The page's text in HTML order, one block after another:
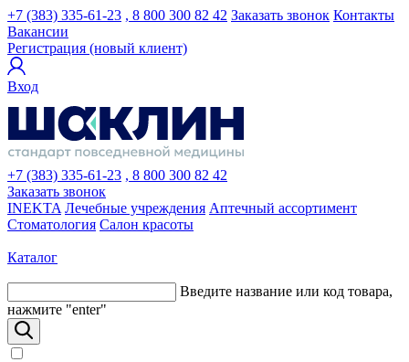
+7 (383) 335-61-23 , 8 800 300 82 42 Заказать звонок Контакты
Вакансии
Регистрация (новый клиент)
Вход
+7 (383) 335-61-23 , 8 800 300 82 42
Заказать звонок
INEKTA Лечебные учреждения Аптечный ассортимент
Стоматология Салон красоты
Каталог
Введите название или код товара,
нажмите "enter"